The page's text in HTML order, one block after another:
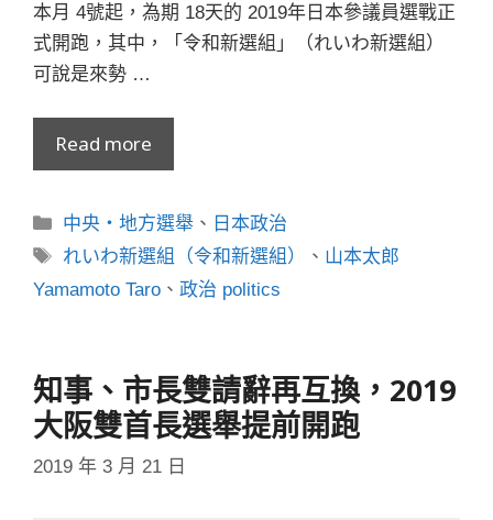
本月 4號起，為期 18天的 2019年日本參議員選戰正
式開跑，其中，「令和新選組」（れいわ新選組）
可說是來勢 …
Read more
分
類
中央・地方選舉 、 日本政治
標
籤
れいわ新選組（令和新選組） 、 山本太郎
Yamamoto Taro 、 政治 politics
知事、市長雙請辭再互換，2019
大阪雙首長選舉提前開跑
2019 年 3 月 21 日